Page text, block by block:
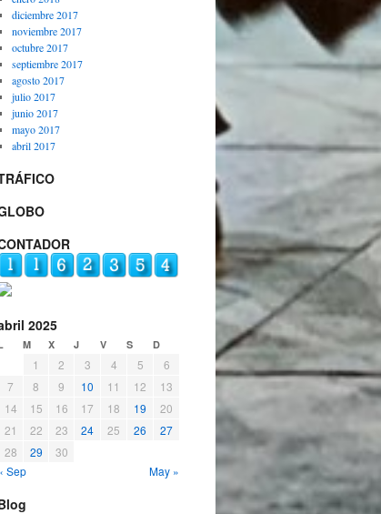
diciembre 2017
noviembre 2017
octubre 2017
septiembre 2017
agosto 2017
julio 2017
junio 2017
mayo 2017
abril 2017
2025
M X J V S D
1 2 3 4 5
6
7
8 9 10 11 12
13
14
15 16 17 18 19
20
21
22 23 24 25 26
27
28
29
30
Sep
May »